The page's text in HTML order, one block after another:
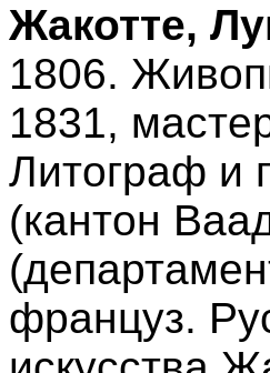
Жакотте,
1806.
1831,
Литограф и
(кантон
француз.